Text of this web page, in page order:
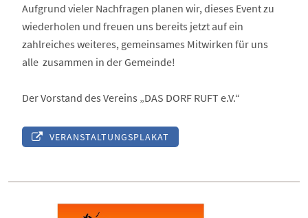
Aufgrund vieler Nachfragen planen wir, dieses Event zu
wiederholen und freuen uns bereits jetzt auf ein
zahlreiches weiteres, gemeinsames Mitwirken für uns
alle zusammen in der Gemeinde!
Der Vorstand des Vereins „DAS DORF RUFT e.V.“
VERANSTALTUNGSPLAKAT